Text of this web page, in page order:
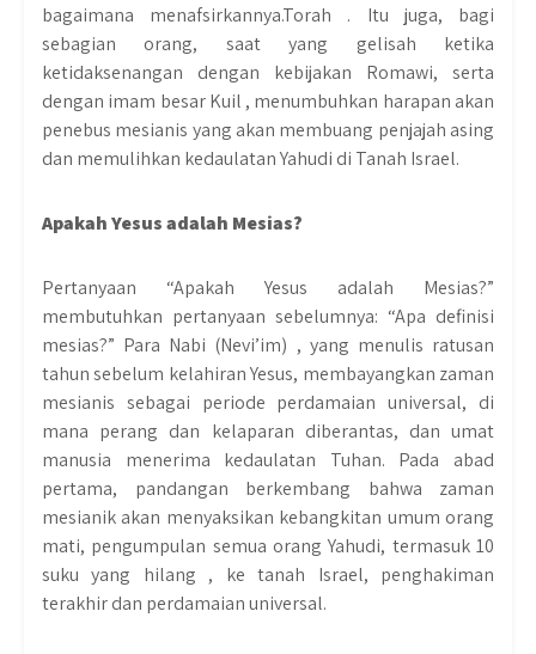
bagaimana menafsirkannya.Torah . Itu juga, bagi
sebagian orang, saat yang gelisah ketika
ketidaksenangan dengan kebijakan Romawi, serta
dengan imam besar Kuil , menumbuhkan harapan akan
penebus mesianis yang akan membuang penjajah asing
dan memulihkan kedaulatan Yahudi di Tanah Israel.
Apakah Yesus adalah Mesias?
Pertanyaan “Apakah Yesus adalah Mesias?”
membutuhkan pertanyaan sebelumnya: “Apa definisi
mesias?” Para Nabi (Nevi’im) , yang menulis ratusan
tahun sebelum kelahiran Yesus, membayangkan zaman
mesianis sebagai periode perdamaian universal, di
mana perang dan kelaparan diberantas, dan umat
manusia menerima kedaulatan Tuhan. Pada abad
pertama, pandangan berkembang bahwa zaman
mesianik akan menyaksikan kebangkitan umum orang
mati, pengumpulan semua orang Yahudi, termasuk 10
suku yang hilang , ke tanah Israel, penghakiman
terakhir dan perdamaian universal.